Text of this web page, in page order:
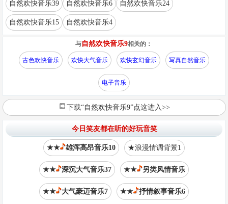
自然欢快音乐39 自然欢快音乐6 自然欢快音乐24
自然欢快音乐15 自然欢快音乐4
与自然欢快音乐9相关的：
古色欢快音乐 欢快大气音乐 欢快玄幻音乐 写真自然音乐
电子音乐
下载“自然欢快音乐9”点这进入>>
今日笑友都在听的好玩音笑
★★ 雄浑高昂音乐10 ★浪漫情调背景1
★★ 深沉大气音乐37 ★★ 另类风情音乐
★★ 大气豪迈音乐7 ★★ 抒情叙事音乐6